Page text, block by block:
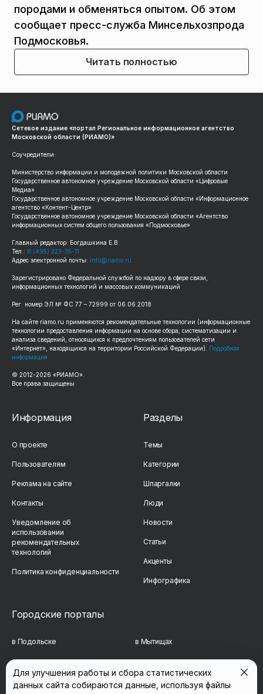
породами и обменяться опытом. Об этом
сообщает пресс-служба Минсельхозпрода
Подмосковья.
Читать полностью
Сетевое издание «портал Региональное информационное агентство
Московской области (РИАМО)»
Соучредители:
Министерство информации и молодежной политики Московской области
Государственное автономное учреждение Московской области «Цифровые
Медиа»
Государственное автономное учреждение Московской области «Информационное
агентство «Контент-Центр»
Государственное автономное учреждение Московской области «Агентство
информационных систем общего пользования «Подмосковье»
Главный редактор: Богдашкина Е.В.
Тел.: 8 (495) 223-35-11
Адрес электронной почты: info@riamo.ru
Зарегистрировано Федеральной службой по надзору в сфере связи,
информационных технологий и массовых коммуникаций
Рег. номер ЭЛ № ФС 77 – 72999 от 06.06.2018
На сайте riamo.ru применяются рекомендательные технологии (информационные
технологии предоставления информации на основе сбора, систематизации и
анализа сведений, относящихся к предпочтениям пользователей сети
«Интернет», находящихся на территории Российской Федерации). Подробная
информация
© 2012-2026 «РИАМО».
Все права защищены
Информация
О проекте
Пользователям
Реклама на сайте
Контакты
Уведомление об
использовании
рекомендательных
технологий
Политика конфиденциальности
Разделы
Темы
Категории
Шпаргалки
Люди
Новости
Статьи
Акценты
Инфографика
Городские порталы
в Подольске в Мытищах
в Сергиевом Посаде в Люберцах
Для улучшения работы и сбора статистических
данных сайта собираются данные, используя файлы